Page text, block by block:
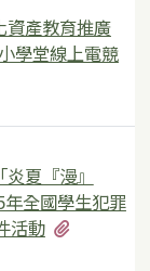
資產教育推廣
學堂線上電競
夏『漫』
全國學生犯罪
活動